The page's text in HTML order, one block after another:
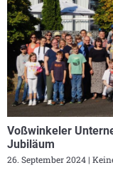
Voßwinkeler
Jubiläum
26. September 2024